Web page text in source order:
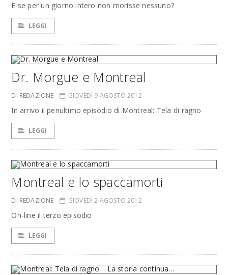
E se per un giorno intero non morisse nessuno?
LEGGI
Dr. Morgue e Montreal
DI REDAZIONE GIOVEDÌ 9 AGOSTO 2012
In arrivo il penultimo episodio di Montreal: Tela di ragno
LEGGI
Montreal e lo spaccamorti
DI REDAZIONE GIOVEDÌ 2 AGOSTO 2012
On-line il terzo episodio
LEGGI